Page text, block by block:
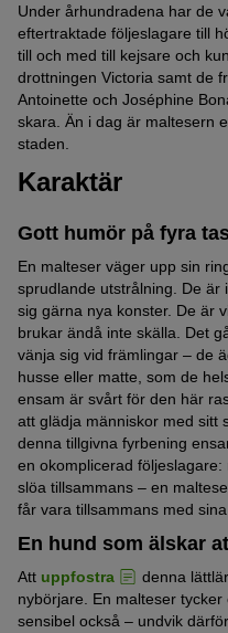
Under århundradena har de
eftertraktade följeslagare till
till och med till kejsare och
drottningen Victoria samt de
Antoinette och Joséphine
skara. Än i dag är maltesern
staden.
Karaktär
Gott humör på fyra
En malteser väger upp sin
sprudlande utstrålning. De är
sig gärna nya konster. De är
brukar ändå inte skälla. Det
vänja sig vid främlingar – de
husse eller matte, som de
ensam är svårt för den här
att glädja människor med sitt
denna tillgivna fyrbening
en okomplicerad
slöa tillsammans – en
får vara tillsammans med
En hund som älskar
Att uppfostra
denna
nybörjare. En malteser
sensibel också – undvik